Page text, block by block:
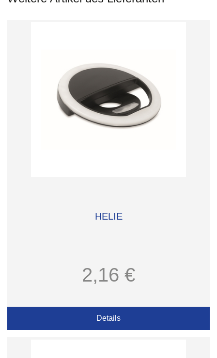
HELIE
2,16 €
Details